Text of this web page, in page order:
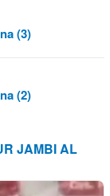
(3)
(2)
JAMBI AL